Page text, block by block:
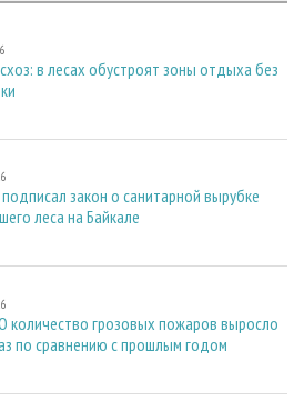
в лесах обустроят зоны отдыха без
закон о санитарной вырубке
леса на Байкале
количество грозовых пожаров выросло
по сравнению с прошлым годом